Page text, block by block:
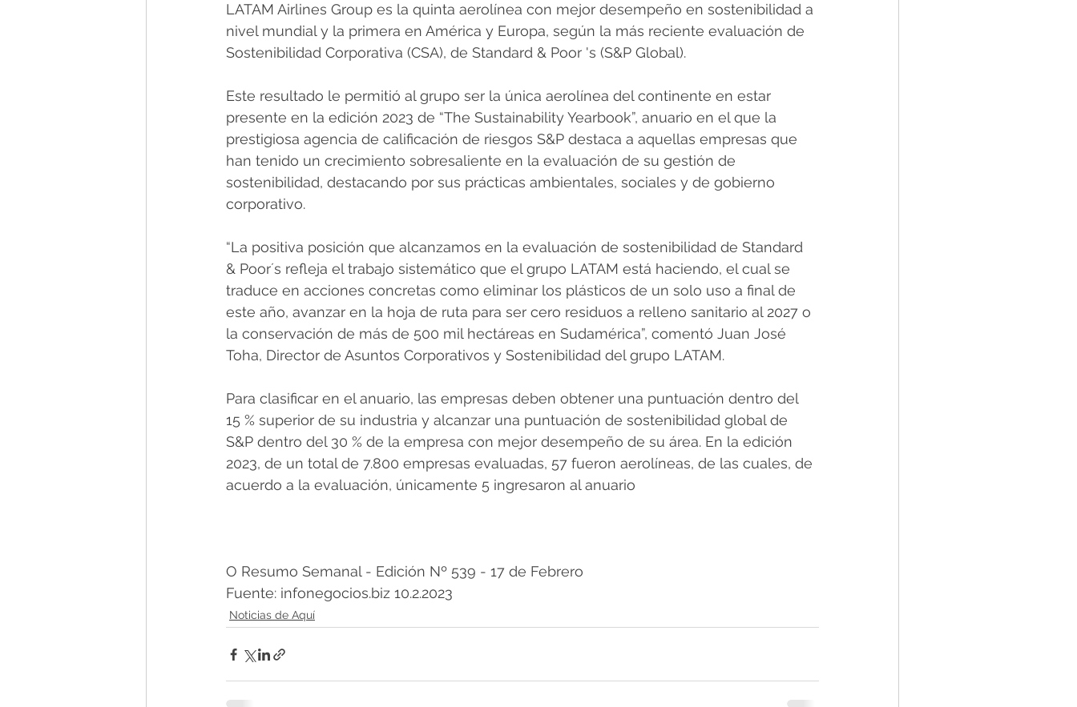
LATAM Airlines Group es la quinta aerolínea con mejor desempeño en sostenibilidad a
nivel mundial y la primera en América y Europa, según la más reciente evaluación de
Sostenibilidad Corporativa (CSA), de Standard & Poor 's (S&P Global).
Este resultado le permitió al grupo ser la única aerolínea del continente en estar
presente en la edición 2023 de “The Sustainability Yearbook”, anuario en el que la
prestigiosa agencia de calificación de riesgos S&P destaca a aquellas empresas que
han tenido un crecimiento sobresaliente en la evaluación de su gestión de
sostenibilidad, destacando por sus prácticas ambientales, sociales y de gobierno
corporativo.
“La positiva posición que alcanzamos en la evaluación de sostenibilidad de Standard
& Poor´s refleja el trabajo sistemático que el grupo LATAM está haciendo, el cual se
traduce en acciones concretas como eliminar los plásticos de un solo uso a final de
este año, avanzar en la hoja de ruta para ser cero residuos a relleno sanitario al 2027 o
la conservación de más de 500 mil hectáreas en Sudamérica”, comentó Juan José
Toha, Director de Asuntos Corporativos y Sostenibilidad del grupo LATAM.
Para clasificar en el anuario, las empresas deben obtener una puntuación dentro del
15 % superior de su industria y alcanzar una puntuación de sostenibilidad global de
S&P dentro del 30 % de la empresa con mejor desempeño de su área. En la edición
2023, de un total de 7.800 empresas evaluadas, 57 fueron aerolíneas, de las cuales, de
acuerdo a la evaluación, únicamente 5 ingresaron al anuario
O Resumo Semanal - Edición Nº 539 - 17 de Febrero
Fuente: infonegocios.biz 10.2.2023
Noticias de Aquí